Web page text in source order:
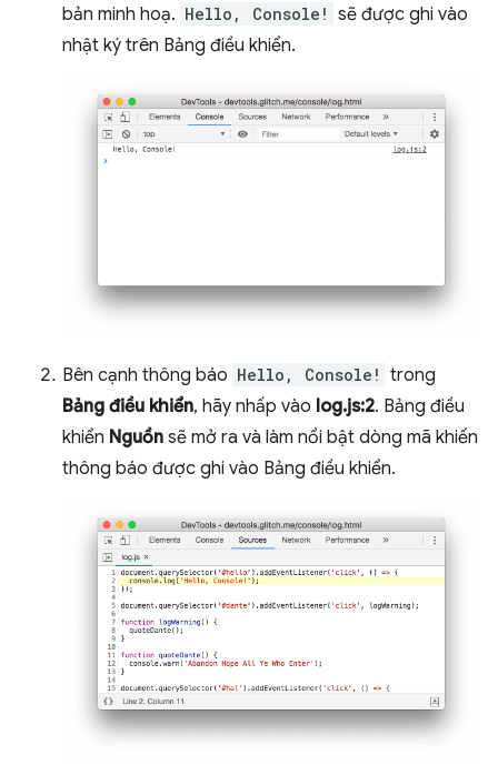
bản minh hoạ. Hello, Console! sẽ được ghi vào
nhật ký trên Bảng điều khiển.
Bên cạnh thông báo Hello, Console! trong
Bảng điều khiển, hãy nhấp vào log.js:2. Bảng điều
khiển Nguồn sẽ mở ra và làm nổi bật dòng mã khiến
thông báo được ghi vào Bảng điều khiển.